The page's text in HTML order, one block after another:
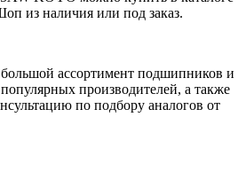
из наличия или под заказ.
ассортимент подшипников и
производителей, а также
по подбору аналогов от